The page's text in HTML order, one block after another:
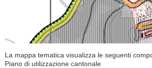
La mappa tematica visualizza le seguenti
Piano di utilizzazione cantonale